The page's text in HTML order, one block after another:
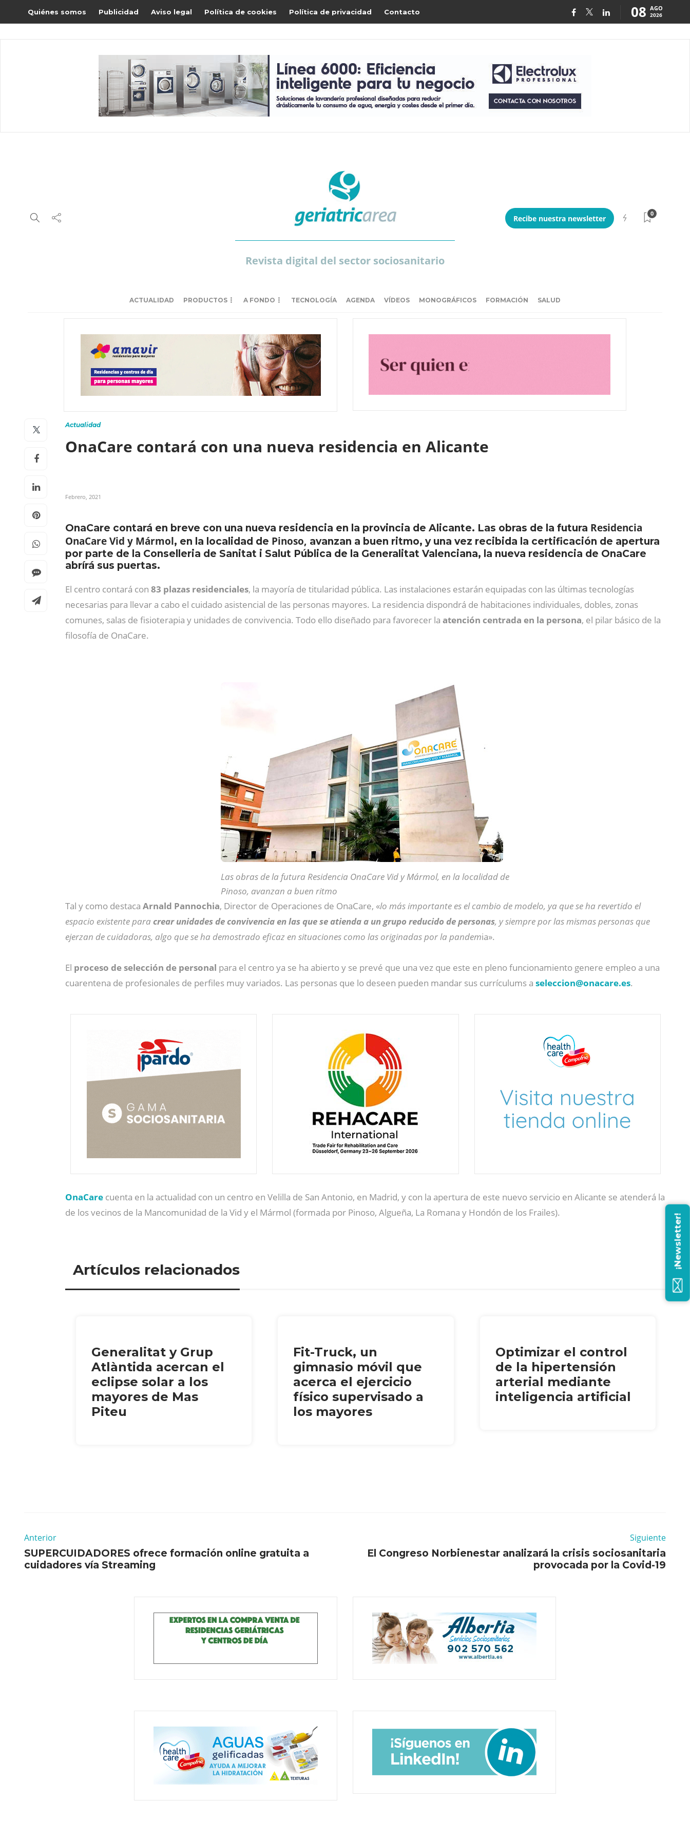
Quiénes somos Publicidad Aviso legal Política de cookies Política de privacidad Contacto 08 AGO
2026
Revista digital del sector sociosanitario
Recibe nuestra newsletter
0
ACTUALIDAD PRODUCTOS A FONDO TECNOLOGÍA AGENDA VÍDEOS MONOGRÁFICOS FORMACIÓN SALUD
Actualidad
OnaCare contará con una nueva residencia en Alicante
Febrero, 2021
OnaCare contará en breve con una nueva residencia en la provincia de Alicante. Las obras de la futura Residencia
OnaCare Vid y Mármol, en la localidad de Pinoso, avanzan a buen ritmo, y una vez recibida la certificación de apertura
por parte de la Conselleria de Sanitat i Salut Pública de la Generalitat Valenciana, la nueva residencia de OnaCare
abrírá sus puertas.
El centro contará con 83 plazas residenciales, la mayoría de titularidad pública. Las instalaciones estarán equipadas con las últimas tecnologías
necesarias para llevar a cabo el cuidado asistencial de las personas mayores. La residencia dispondrá de habitaciones individuales, dobles, zonas
comunes, salas de fisioterapia y unidades de convivencia. Todo ello diseñado para favorecer la atención centrada en la persona, el pilar básico de la
filosofía de OnaCare.
Las obras de la futura Residencia OnaCare Vid y Mármol, en la localidad de
Pinoso, avanzan a buen ritmo
Tal y como destaca Arnald Pannochia, Director de Operaciones de OnaCare, «lo más importante es el cambio de modelo, ya que se ha revertido el
espacio existente para crear unidades de convivencia en las que se atienda a un grupo reducido de personas, y siempre por las mismas personas que
ejerzan de cuidadoras, algo que se ha demostrado eficaz en situaciones como las originadas por la pandemia».
El proceso de selección de personal para el centro ya se ha abierto y se prevé que una vez que este en pleno funcionamiento genere empleo a una
cuarentena de profesionales de perfiles muy variados. Las personas que lo deseen pueden mandar sus currículums a seleccion@onacare.es.
OnaCare cuenta en la actualidad con un centro en Velilla de San Antonio, en Madrid, y con la apertura de este nuevo servicio en Alicante se atenderá la
de los vecinos de la Mancomunidad de la Vid y el Mármol (formada por Pinoso, Algueña, La Romana y Hondón de los Frailes).
Artículos relacionados
Generalitat y Grup
Atlàntida acercan el
eclipse solar a los
mayores de Mas
Piteu
Fit-Truck, un
gimnasio móvil que
acerca el ejercicio
físico supervisado a
los mayores
Optimizar el control
de la hipertensión
arterial mediante
inteligencia artificial
Anterior
SUPERCUIDADORES ofrece formación online gratuita a
cuidadores vía Streaming
Siguiente
El Congreso Norbienestar analizará la crisis sociosanitaria
provocada por la Covid-19
¡Newsletter!